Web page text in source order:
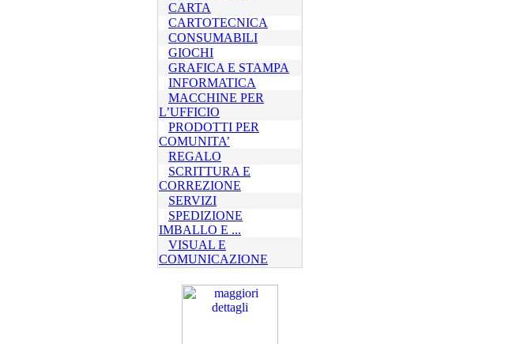
CARTA
CARTOTECNICA
CONSUMABILI
GIOCHI
GRAFICA E STAMPA
INFORMATICA
MACCHINE PER
L’UFFICIO
PRODOTTI PER
COMUNITA’
REGALO
SCRITTURA E
CORREZIONE
SERVIZI
SPEDIZIONE
IMBALLO E ...
VISUAL E
COMUNICAZIONE